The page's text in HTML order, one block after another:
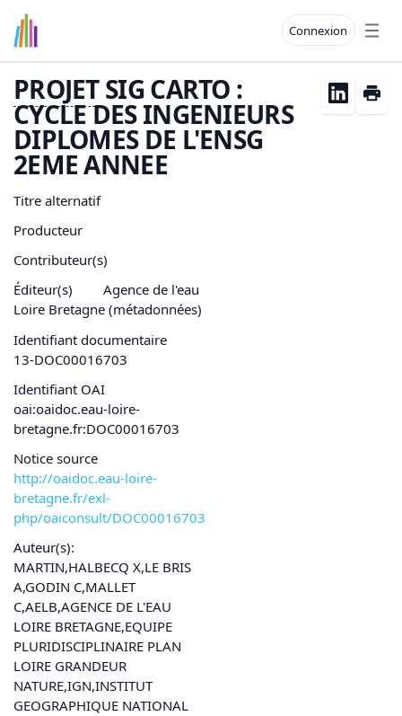
Connexion
PROJETSIG CARTO :
CYCLE DES INGENIEURS
DIPLOMES DE L'ENSG
2EME ANNEE
Titre alternatif
Producteur
Contributeur(s)
Éditeur(s)
Agence de l'eau
Loire Bretagne (métadonnées)
Identifiant documentaire
13-DOC00016703
Identifiant OAI
oai:oaidoc.eau-loire-
bretagne.fr:DOC00016703
Notice source
http://oaidoc.eau-loire-
bretagne.fr/exl-
php/oaiconsult/DOC00016703
Auteur(s):
MARTIN,HALBECQ X,LE BRIS
A,GODIN C,MALLET
C,AELB,AGENCE DE L'EAU
LOIRE BRETAGNE,EQUIPE
PLURIDISCIPLINAIRE PLAN
LOIRE GRANDEUR
NATURE,IGN,INSTITUT
GEOGRAPHIQUE NATIONAL